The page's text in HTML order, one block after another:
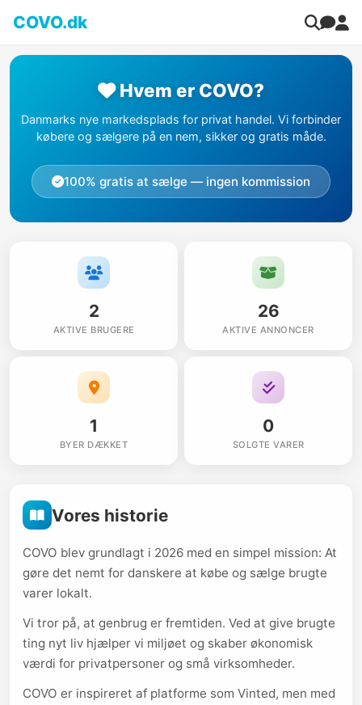
COVO.dk
Hvem er COVO?
Danmarks nye markedsplads for privat handel. Vi forbinder
købere og sælgere på en nem, sikker og gratis måde.
100% gratis at sælge — ingen kommission
2
AKTIVE BRUGERE
26
AKTIVE ANNONCER
1
BYER DÆKKET
0
SOLGTE VARER
Vores historie
COVO blev grundlagt i 2026 med en simpel mission: At
gøre det nemt for danskere at købe og sælge brugte
varer lokalt.
Vi tror på, at genbrug er fremtiden. Ved at give brugte
ting nyt liv hjælper vi miljøet og skaber økonomisk
værdi for privatpersoner og små virksomheder.
COVO er inspireret af platforme som Vinted, men med